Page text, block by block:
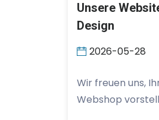
Unsere
Design
2026-05-28
Wir freuen uns,
Webshop